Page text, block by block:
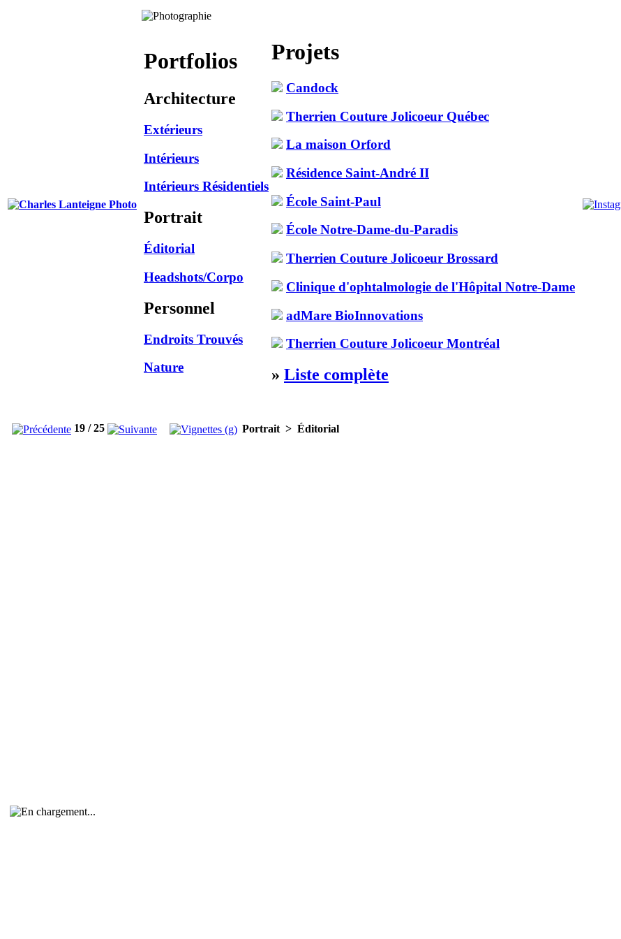
Portfolios
Architecture
Extérieurs
Intérieurs
Intérieurs Résidentiels
Portrait
Éditorial
Headshots/Corpo
Personnel
Endroits Trouvés
Nature
Projets
Candock
Therrien Couture Jolicoeur Québec
La maison Orford
Résidence Saint-André II
École Saint-Paul
École Notre-Dame-du-Paradis
Therrien Couture Jolicoeur Brossard
Clinique d'ophtalmologie de l'Hôpital Notre-Dame
adMare BioInnovations
Therrien Couture Jolicoeur Montréal
» Liste complète
19 / 25 Portrait > Éditorial